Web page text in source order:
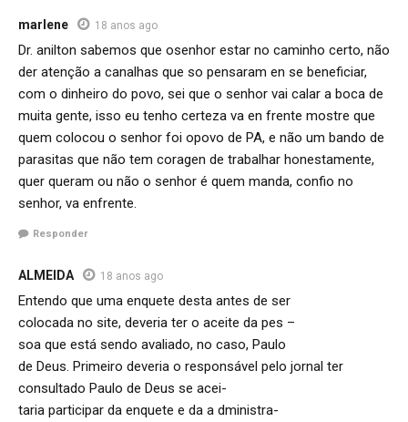
marlene 18 anos ago
Dr. anilton sabemos que osenhor estar no caminho certo, não
der atenção a canalhas que so pensaram en se beneficiar,
com o dinheiro do povo, sei que o senhor vai calar a boca de
muita gente, isso eu tenho certeza va en frente mostre que
quem colocou o senhor foi opovo de PA, e não um bando de
parasitas que não tem coragen de trabalhar honestamente,
quer queram ou não o senhor é quem manda, confio no
senhor, va enfrente.
Responder
ALMEIDA 18 anos ago
Entendo que uma enquete desta antes de ser
colocada no site, deveria ter o aceite da pes –
soa que está sendo avaliado, no caso, Paulo
de Deus. Primeiro deveria o responsável pelo jornal ter
consultado Paulo de Deus se acei-
taria participar da enquete e da a dministra-